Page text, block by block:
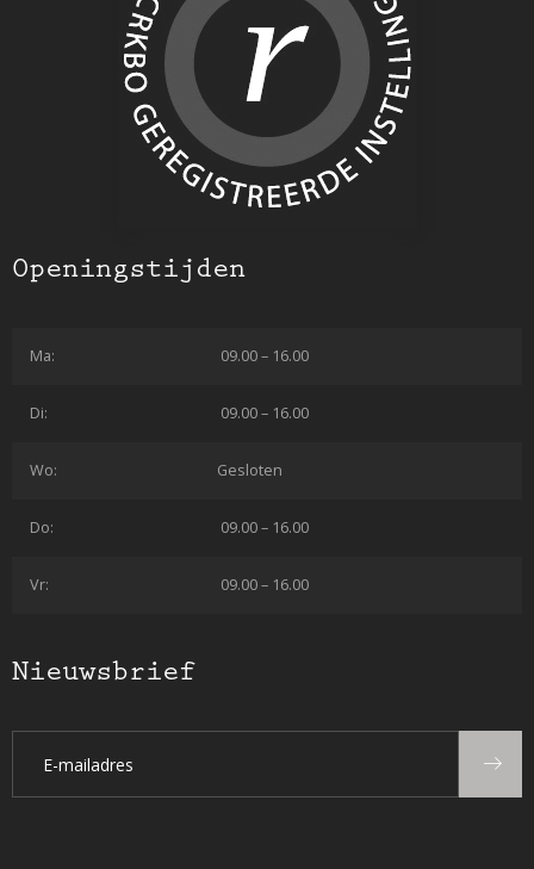
Openingstijden
Ma: 09.00 – 16.00
Di: 09.00 – 16.00
Wo: Gesloten
Do: 09.00 – 16.00
Vr: 09.00 – 16.00
Nieuwsbrief